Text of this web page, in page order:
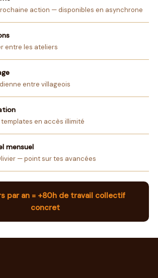
action — disponibles en asynchrone
entre les ateliers
entre villageois
en accès illimité
mensuel
— point sur tes avancées
par an = +80h de travail collectif
concret